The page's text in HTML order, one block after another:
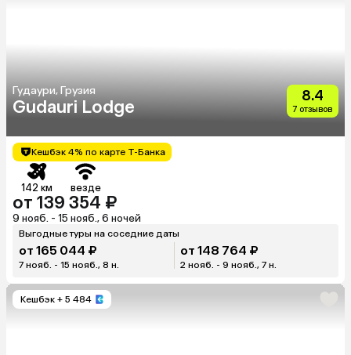
Гудаури, Грузия
Gudauri Lodge
8.4
7 отзывов
Кешбэк 4% по карте Т-Банка
142 км везде
от 139 354 ₽
9 нояб. - 15 нояб., 6 ночей
Выгодные туры на соседние даты
от 165 044 ₽
7 нояб. - 15 нояб., 8 н.
от 148 764 ₽
2 нояб. - 9 нояб., 7 н.
Кешбэк + 5 484